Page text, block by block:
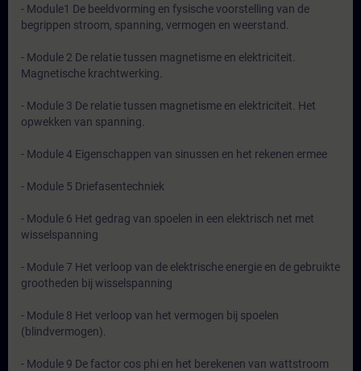
- Module1 De beeldvorming en fysische voorstelling van de
begrippen stroom, spanning, vermogen en weerstand.
- Module 2 De relatie tussen magnetisme en elektriciteit.
Magnetische krachtwerking.
- Module 3 De relatie tussen magnetisme en elektriciteit. Het
opwekken van spanning.
- Module 4 Eigenschappen van sinussen en het rekenen ermee
- Module 5 Driefasentechniek
- Module 6 Het gedrag van spoelen in een elektrisch net met
wisselspanning
- Module 7 Het verloop van de elektrische energie en de gebruikte
grootheden bij wisselspanning
- Module 8 Het verloop van het vermogen bij spoelen
(blindvermogen).
- Module 9 De factor cos phi en het berekenen van wattstroom